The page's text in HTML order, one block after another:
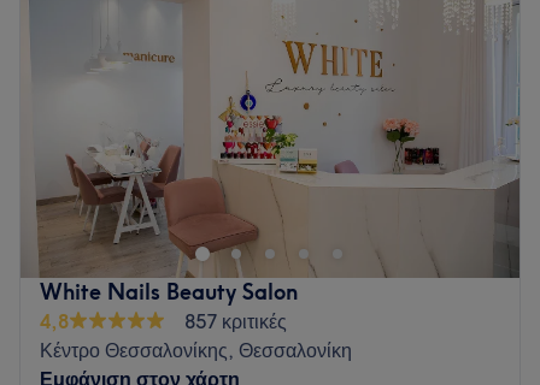
10:00
20:00
10:00
Σάββατο
10:00
Αναδείξτε τη φυσική σας ομορφιά με περιποιημένα νύχια και
εντυπωσιακές βλεφαρίδες. Στον χώρο μας, η ποιότητα, η
λεπτομέρεια και η φροντίδα συνδυάζονται για να σας
χαρίσουν ένα αποτέλεσμα που θα σας κάνει να νιώθετε
όμορφες και γεμάτες αυτοπεποίθηση κάθε μέρα!
Go to venue
White Nails Beauty Salon
4,8
857 κριτικές
Κέντρο Θεσσαλονίκης, Θεσσαλονίκη
Εμφάνιση στον χάρτη